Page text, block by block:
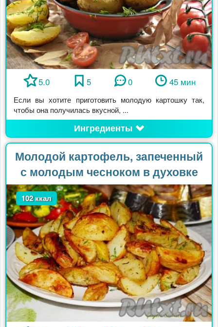
5.0 5 0 45 мин
Если вы хотите приготовить молодую картошку так,
чтобы она получилась вкусной, ...
Ингредиенты
Молодой картофель, запеченный
с молодым чесноком в духовке
102 ккал